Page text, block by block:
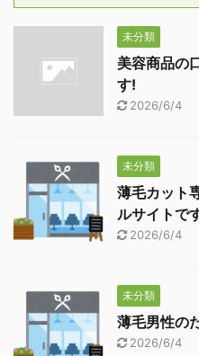
未分類
美容商品の
す!
2026/6/4
未分類
薄毛カット
ルサイトです
2026/6/4
未分類
薄毛男性の
2026/6/4